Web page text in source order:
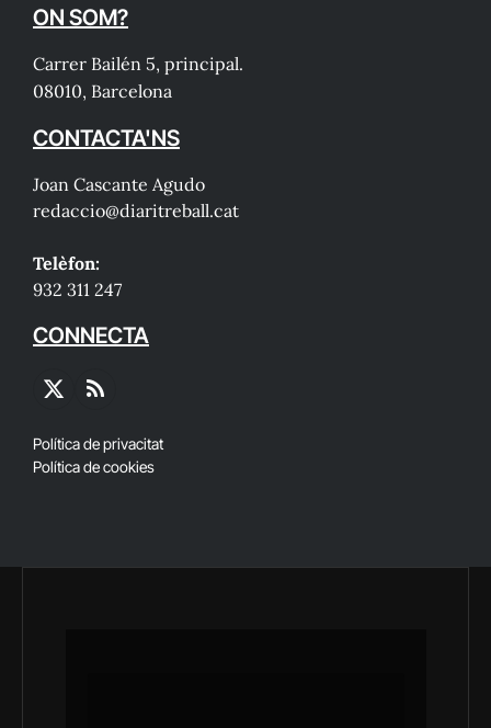
ON SOM?
Carrer Bailén 5, principal.
08010, Barcelona
CONTACTA'NS
Joan Cascante Agudo
redaccio@diaritreball.cat
Telèfon:
932 311 247
CONNECTA
X
RSS
Política de privacitat
Política de cookies